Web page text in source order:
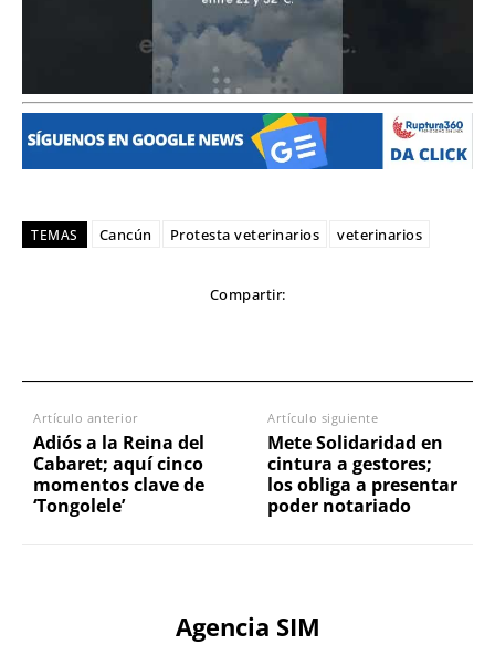
TEMAS Cancún Protesta veterinarios veterinarios
Compartir:
Artículo anterior
Adiós a la Reina del
Cabaret; aquí cinco
momentos clave de
‘Tongolele’
Artículo siguiente
Mete Solidaridad en
cintura a gestores;
los obliga a presentar
poder notariado
Agencia SIM